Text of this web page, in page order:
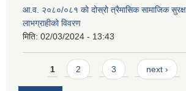
आ.व. २०८०/०८१ को दोस्रो त्रैमासिक सामाजिक सुरक्षा
लाभग्राहीको विवरण
मिति: 02/03/2024 - 13:43
Pages
1 2 3 next ›